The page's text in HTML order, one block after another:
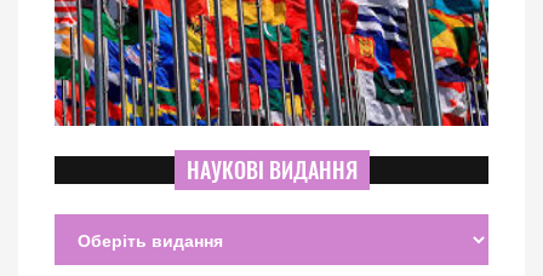
НАУКОВІ ВИДАННЯ